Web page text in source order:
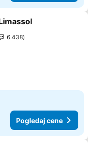
favorite
6.438
Pogledaj cene